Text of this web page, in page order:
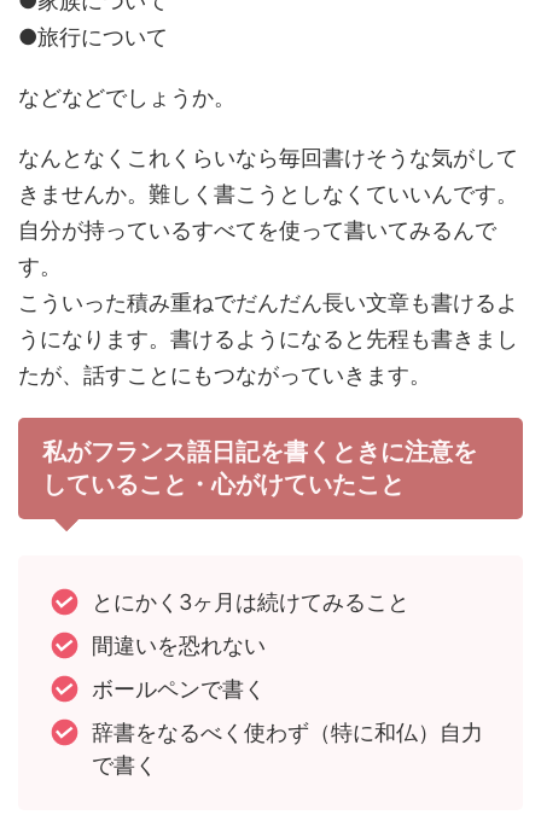
●旅行について
などなどでしょうか。
なんとなくこれくらいなら毎回書けそうな気がして
きませんか。難しく書こうとしなくていいんです。
自分が持っているすべてを使って書いてみるんで
す。
こういった積み重ねでだんだん長い文章も書けるよ
うになります。書けるようになると先程も書きまし
たが、話すことにもつながっていきます。
私がフランス語日記を書くときに注意を
していること・心がけていたこと
とにかく3ヶ月は続けてみること
間違いを恐れない
ボールペンで書く
辞書をなるべく使わず（特に和仏）自力
で書く